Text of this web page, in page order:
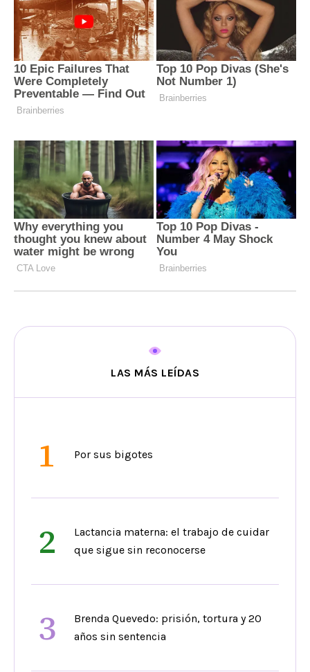
LAS MÁS LEÍDAS
1 Por sus bigotes
2
Lactancia materna: el trabajo de cuidar
que sigue sin reconocerse
3
Brenda Quevedo: prisión, tortura y 20
años sin sentencia